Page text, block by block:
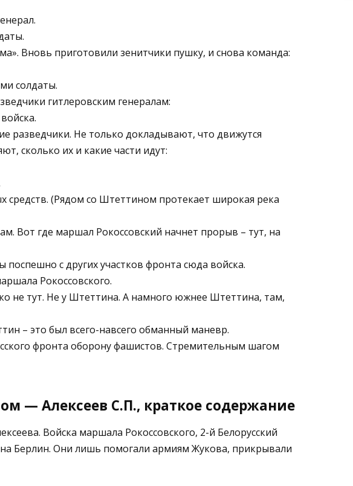
Вновь приготовили зенитчики пушку, и снова команда:
солдаты.
гитлеровским генералам:
разведчики. Не только докладывают, что движутся
сколько их и какие части идут:
средств. (Рядом со Штеттином протекает широкая река
Вот где маршал Рокоссовский начнет прорыв – тут, на
поспешно с других участков фронта сюда войска.
Рокоссовского.
не тут. Не у Штеттина. А намного южнее Штеттина, там,
– это был всего-навсего обманный маневр.
фронта оборону фашистов. Стремительным шагом
— Алексеев С.П., краткое содержание
Войска маршала Рокоссовского, 2-й Белорусский
Берлин. Они лишь помогали армиям Жукова, прикрывали